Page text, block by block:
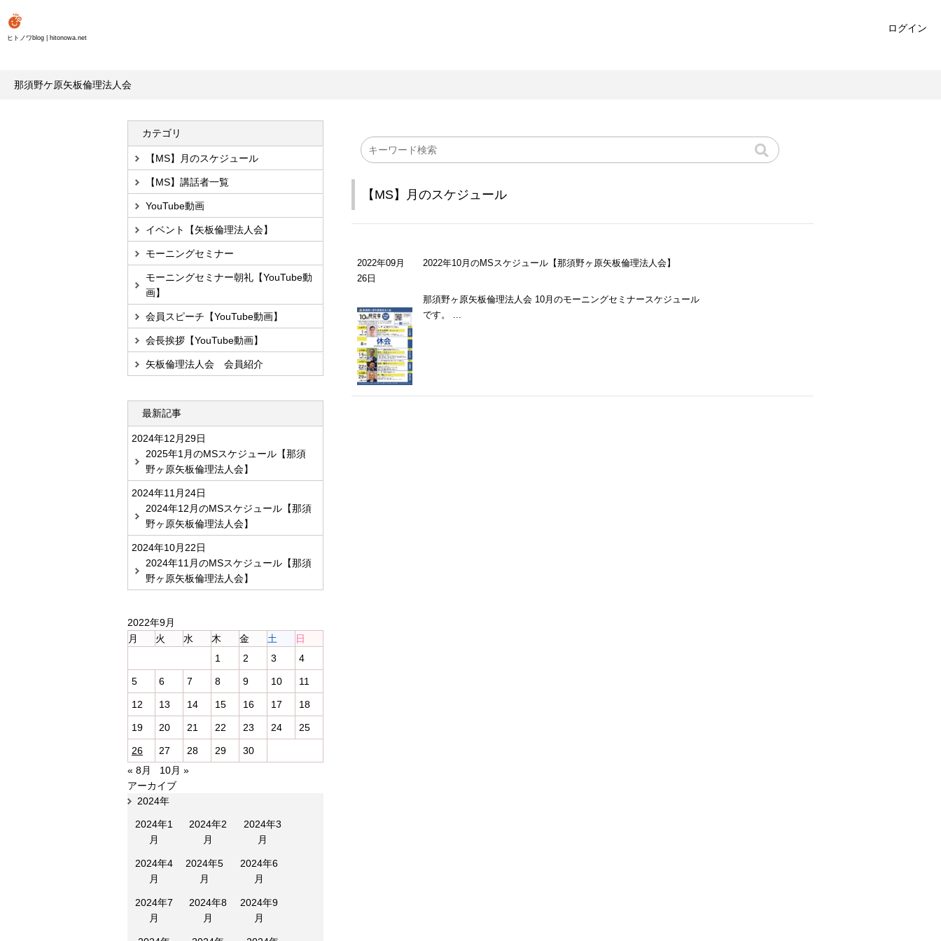
ヒトノワblog | hitonowa.net
ログイン
那須野ケ原矢板倫理法人会
【MS】月のスケジュール
2022年09月
26日
2022年10月のMSスケジュール【那須野ヶ原矢板倫理法人会】
那須野ヶ原矢板倫理法人会 10月のモーニングセミナースケジュール
です。 ...
カテゴリ
【MS】月のスケジュール
【MS】講話者一覧
YouTube動画
イベント【矢板倫理法人会】
モーニングセミナー
モーニングセミナー朝礼【YouTube動
画】
会員スピーチ【YouTube動画】
会長挨拶【YouTube動画】
矢板倫理法人会 会員紹介
最新記事
2024年12月29日
2025年1月のMSスケジュール【那須
野ヶ原矢板倫理法人会】
2024年11月24日
2024年12月のMSスケジュール【那須
野ヶ原矢板倫理法人会】
2024年10月22日
2024年11月のMSスケジュール【那須
野ヶ原矢板倫理法人会】
2022年9月
月
火 水 木 金 土
日
1
2 3 4
5 6 7 8 9 10 11
12 13 14 15 16 17 18
19 20 21 22 23 24 25
26 27 28 29
30
« 8月
10月 »
アーカイブ
2024年
2024年1
月
2024年2
月
2024年3
月
2024年4
月
2024年5
月
2024年6
月
2024年7
月
2024年8
月
2024年9
月